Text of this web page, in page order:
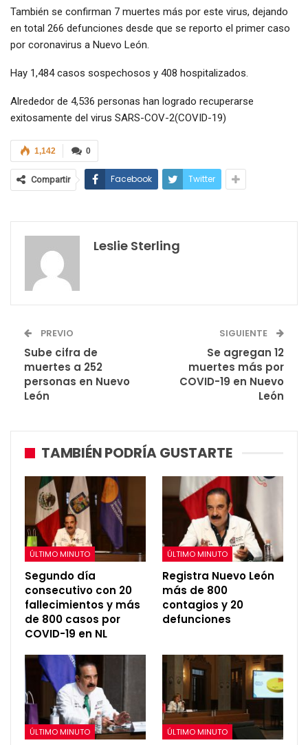
También se confirman 7 muertes más por este virus, dejando
en total 266 defunciones desde que se reporto el primer caso
por coronavirus a Nuevo León.
Hay 1,484 casos sospechosos y 408 hospitalizados.
Alrededor de 4,536 personas han logrado recuperarse
exitosamente del virus SARS-COV-2(COVID-19)
0
1,142
Compartir Facebook Twitter
Leslie Sterling
PREVIO
Sube cifra de
muertes a 252
personas en Nuevo
León
SIGUIENTE
Se agregan 12
muertes más por
COVID-19 en Nuevo
León
TAMBIÉN PODRÍA GUSTARTE
ÚLTIMO MINUTO
Segundo día
consecutivo con 20
fallecimientos y más
de 800 casos por
COVID-19 en NL
ÚLTIMO MINUTO
Registra Nuevo León
más de 800
contagios y 20
defunciones
ÚLTIMO MINUTO ÚLTIMO MINUTO